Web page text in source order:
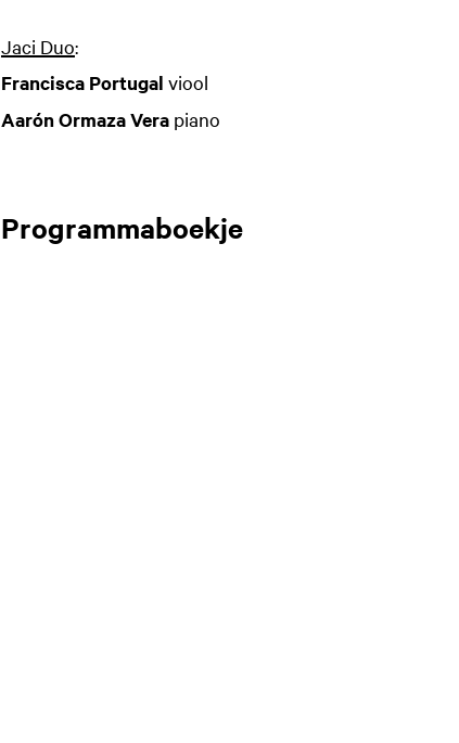
Jaci Duo:
Francisca Portugal viool
Aarón Ormaza Verapiano
Programmaboekje